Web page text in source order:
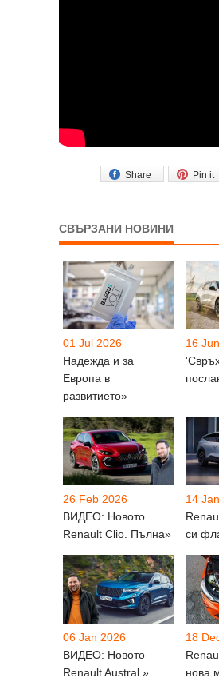
Pin it
Share
СВЪРЗАНИ НОВИНИ
01 Jul 2026
Надежда и за
Европа в
развитието»
16
26 Feb 2026
ВИДЕО: Новото
Renault Clio. Пълна»
14
си
06 Jan 2026
ВИДЕО: Новото
Renault Austral.»
18
нова